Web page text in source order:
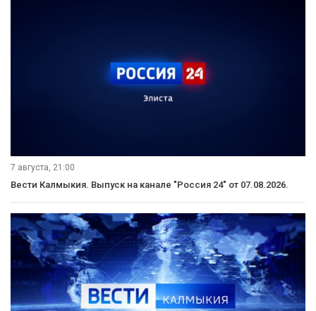
7 августа, 21:00
Вести Калмыкия. Выпуск на канале "Россия 24" от 07.08.2026.